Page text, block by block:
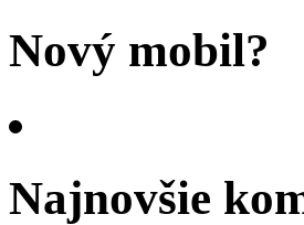
Nový mobil?
Najnovšie